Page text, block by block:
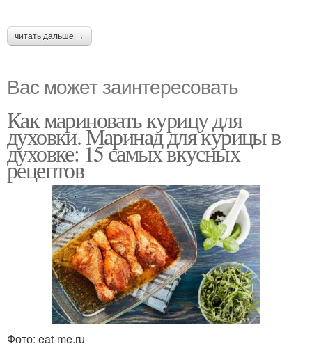
читать дальше →
Вас может заинтересовать
Как мариновать курицу для
духовки. Маринад для курицы в
духовке: 15 самых вкусных
рецептов
Фото: eat-me.ru